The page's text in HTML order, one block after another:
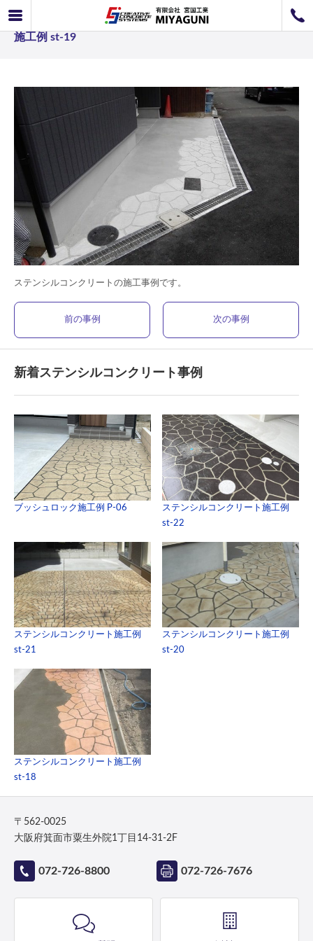
ステンシルコンクリート事例 ステンシルコンクリート
施工例 st-19
ステンシルコンクリートの施工事例です。
前の事例 次の事例
新着ステンシルコンクリート事例
ブッシュロック施工例 P-06
ステンシルコンクリート施工例
st-22
ステンシルコンクリート施工例
st-21
ステンシルコンクリート施工例
st-20
ステンシルコンクリート施工例
st-18
〒562-0025
大阪府箕面市粟生外院1丁目14-31-2F
072-726-8800 072-726-7676